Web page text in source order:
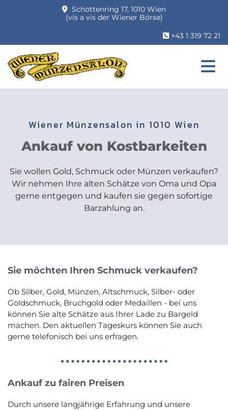
 Schottenring 17, 1010 Wien
(vis a vis der Wiener Börse)
 +43 1 319 72 21
Wiener Münzensalon in 1010 Wien
Ankauf von Kostbarkeiten
Sie wollen Gold, Schmuck oder Münzen verkaufen?
Wir nehmen Ihre alten Schätze von Oma und Opa
gerne entgegen und kaufen sie gegen sofortige
Barzahlung an.
Sie möchten Ihren Schmuck verkaufen?
Ob Silber, Gold, Münzen, Altschmuck, Silber- oder
Goldschmuck, Bruchgold oder Medaillen - bei uns
können Sie alte Schätze aus Ihrer Lade zu Bargeld
machen. Den aktuellen Tageskurs können Sie auch
gerne telefonisch bei uns erfragen.
Ankauf zu fairen Preisen
Durch unsere langjährige Erfahrung und unsere